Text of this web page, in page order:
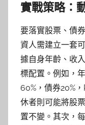
實戰策略：
要落實股票、債
資人需建立一套
據自身年齡、收
標配置。例如，
60%，債券20%
休者則可能將股
置不變。其次，